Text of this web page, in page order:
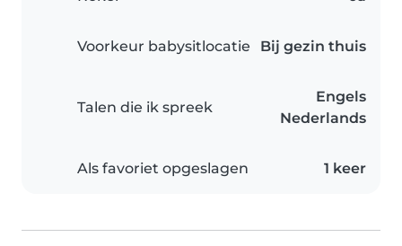
Voorkeur babysitlocatie Bij gezin thuis
Talen die ik spreek
Engels
Nederlands
Als favoriet opgeslagen 1 keer